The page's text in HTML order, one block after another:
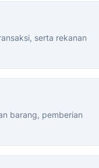
serta rekanan
barang, pemberian